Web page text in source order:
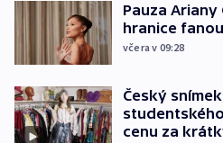
Pauza Ariany
hranice
včera v 09:28
Český
cenu za